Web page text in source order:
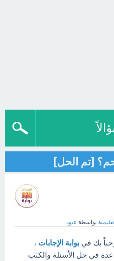
[تم الحل]
بواسطة عبود
بك في بوابة الإجابات ،
في حل الأسئلة والكتب